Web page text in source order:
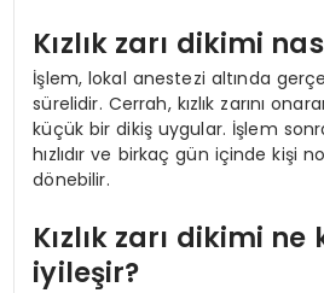
Kızlık zarı dikimi
İşlem, lokal anestezi altında
sürelidir. Cerrah, kızlık zarını
küçük bir dikiş uygular. İşlem
hızlıdır ve birkaç gün içinde kişi
dönebilir.
Kızlık zarı dikimi
iyileşir?